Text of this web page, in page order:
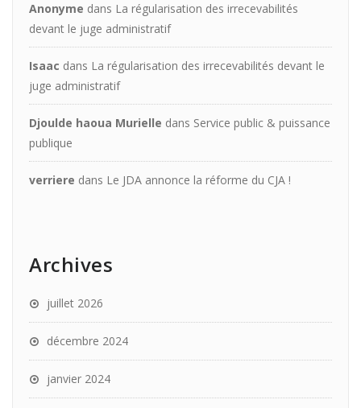
Anonyme dans La régularisation des irrecevabilités
devant le juge administratif
Isaac dans La régularisation des irrecevabilités devant le
juge administratif
Djoulde haoua Murielle dans Service public & puissance
publique
verriere dans Le JDA annonce la réforme du CJA !
Archives
juillet 2026
décembre 2024
janvier 2024